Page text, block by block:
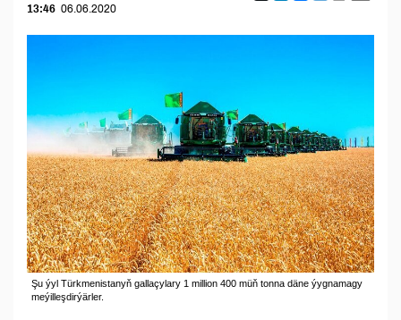
13:46 06.06.2020
Şu ýyl Türkmenistanyň gallaçylary 1 million 400 müň tonna däne ýygnamagy
meýilleşdirýärler.